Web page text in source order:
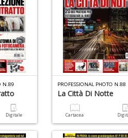
N.89
Digitale
PROFESSIONAL PHOTO N.88
La Città Di Notte
Cartacea